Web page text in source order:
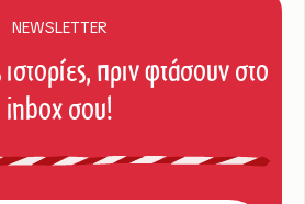
NEWSLETTER
πριν φτάσουν στο
inbox σου!